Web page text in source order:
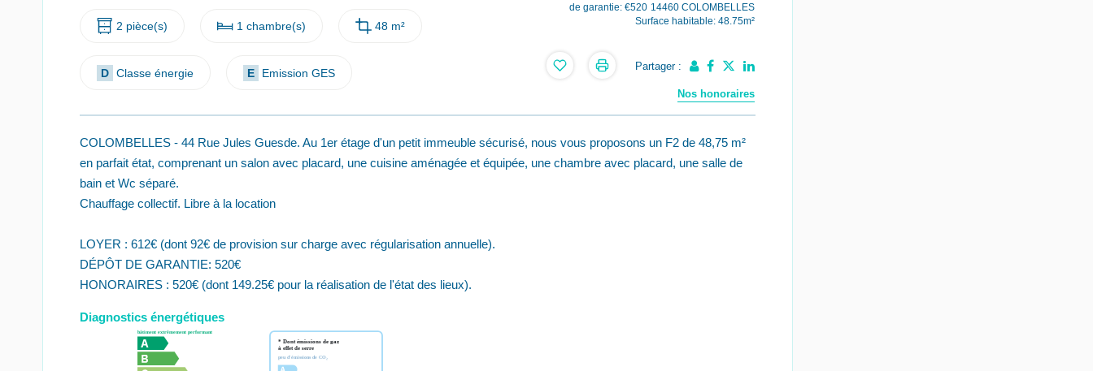
2 pièce(s) 1 chambre(s) 48 m²
D Classe énergie E Emission GES
de garantie: €520 14460 COLOMBELLES
Surface habitable: 48.75m²
Partager :
Nos honoraires
COLOMBELLES - 44 Rue Jules Guesde. Au 1er étage d'un petit immeuble sécurisé, nous vous proposons un F2 de 48,75 m²
en parfait état, comprenant un salon avec placard, une cuisine aménagée et équipée, une chambre avec placard, une salle de
bain et Wc séparé.
Chauffage collectif. Libre à la location
LOYER : 612€ (dont 92€ de provision sur charge avec régularisation annuelle).
DÉPÔT DE GARANTIE: 520€
HONORAIRES : 520€ (dont 149.25€ pour la réalisation de l'état des lieux).
Diagnostics énergétiques